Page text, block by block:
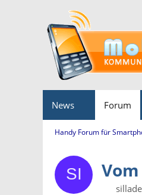
News Forum
Handy Forum für